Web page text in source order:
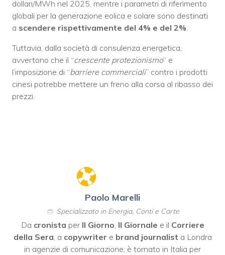
dollari/MWh nel 2025, mentre i parametri di riferimento
globali per la generazione eolica e solare sono destinati
a scendere rispettivamente del 4% e del 2%.
Tuttavia, dalla società di consulenza energetica,
avvertono che il “crescente protezionismo” e
l’imposizione di “barriere commerciali” contro i prodotti
cinesi potrebbe mettere un freno alla corsa al ribasso dei
prezzi.
Paolo Marelli
Specializzato in Energia, Conti e Carte
Da cronista per Il Giorno, Il Giornale e il Corriere
della Sera, a copywriter e brand journalist a Londra
in agenzie di comunicazione; è tornato in Italia per